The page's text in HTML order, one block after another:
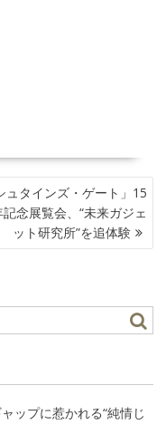
ュタインズ・ゲート」15
記念展覧会、“未来ガジェ
ット研究所”を追体験
ップに惹かれる“純情じ